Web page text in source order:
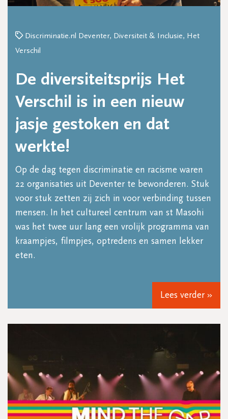
Lees verder »
Discriminatie.nl Deventer, Diversiteit & Inclusie, Het
Verschil
De diversiteitsprijs Het
Verschil is in een nieuw
jasje gestoken en dat
werkte!
Op de dag tegen discriminatie en racisme waren
22 organisaties uit Deventer te bewonderen. Stuk
voor stuk zetten zij zich in voor verbinding tussen
mensen. In het cultureel centrum van st Masohi
was het twee uur lang een vrolijk programma van
kraampjes, filmpjes, optredens en samen lekker
eten.